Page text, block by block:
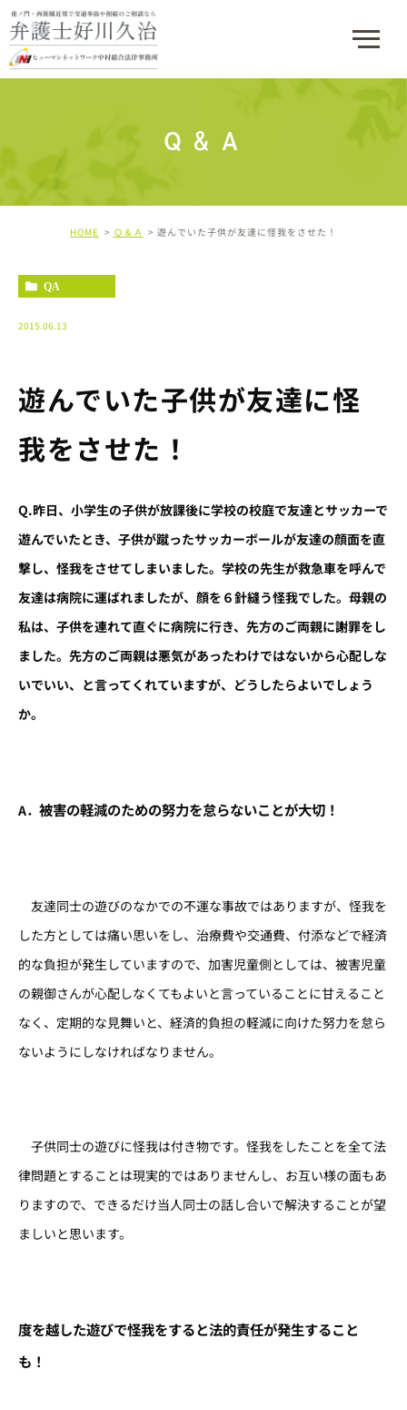
Ｑ＆Ａ
HOME Ｑ＆Ａ 遊んでいた子供が友達に怪我をさせた！
QA
2015.06.13
遊んでいた子供が友達に怪
我をさせた！
Q.昨日、小学生の子供が放課後に学校の校庭で友達とサッカーで
遊んでいたとき、子供が蹴ったサッカーボールが友達の顔面を直
撃し、怪我をさせてしまいました。学校の先生が救急車を呼んで
友達は病院に運ばれましたが、顔を６針縫う怪我でした。母親の
私は、子供を連れて直ぐに病院に行き、先方のご両親に謝罪をし
ました。先方のご両親は悪気があったわけではないから心配しな
いでいい、と言ってくれていますが、どうしたらよいでしょう
か。
A． 被害の軽減のための努力を怠らないことが大切！
友達同士の遊びのなかでの不運な事故ではありますが、怪我を
した方としては痛い思いをし、治療費や交通費、付添などで経済
的な負担が発生していますので、加害児童側としては、被害児童
の親御さんが心配しなくてもよいと言っていることに甘えること
なく、定期的な見舞いと、経済的負担の軽減に向けた努力を怠ら
ないようにしなければなりません。
子供同士の遊びに怪我は付き物です。怪我をしたことを全て法
律問題とすることは現実的ではありませんし、お互い様の面もあ
りますので、できるだけ当人同士の話し合いで解決することが望
ましいと思います。
度を越した遊びで怪我をすると法的責任が発生すること
も！